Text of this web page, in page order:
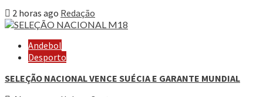
2 horas ago Redação
Andebol
Desporto
SELEÇÃO NACIONAL VENCE SUÉCIA E GARANTE MUNDIAL